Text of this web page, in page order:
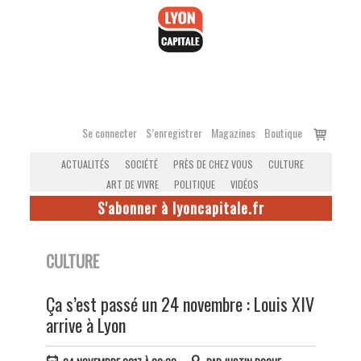
Se connecter S’enregistrer Magazines Boutique
Voir
ACTUALITÉS SOCIÉTÉ PRÈS DE CHEZ VOUS
CULTURE
ART DE VIVRE
POLITIQUE VIDÉOS
S'abonner à lyoncapitale.fr
CULTURE
Ça s’est passé un 24 novembre : Louis XIV
arrive à Lyon